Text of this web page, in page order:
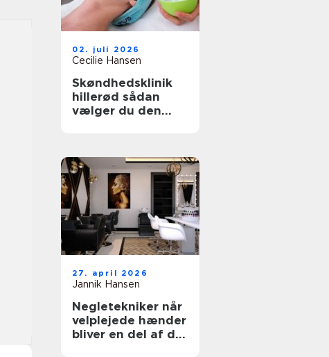
02. juli 2026
Cecilie Hansen
Skøndhedsklinik
hillerød sådan
vælger du den
27. april 2026
Jannik Hansen
Negletekniker når
velplejede hænder
bliver en del af dit